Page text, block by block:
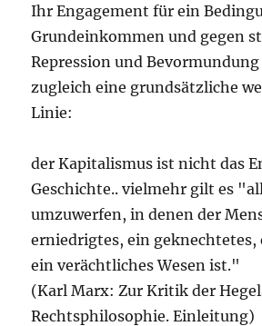
Ihr Engagement für ein
Grundeinkommen und gegen
Repression und
zugleich eine grundsätzliche
Linie:
der Kapitalismus ist nicht das
Geschichte.. vielmehr gilt es
umzuwerfen, in denen der
erniedrigtes, ein geknechtetes,
ein verächtliches Wesen ist."
(Karl Marx: Zur Kritik der
Rechtsphilosophie. Einleitung)